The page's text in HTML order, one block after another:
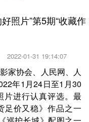
照片”第5期“收藏作
2022-01-31 19:14:07
家协会、人民网、人
年1月24日至1月30
片进行认真评选。最
足价又稳》作品之一